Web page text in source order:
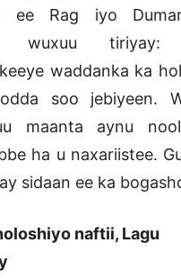
ee Rag iyo
wuxuu tiriyay:
waddanka ka
soo jebiyeen.
maanta aynu
ha u naxariistee.
sidaan ee ka
naftii, Lagu